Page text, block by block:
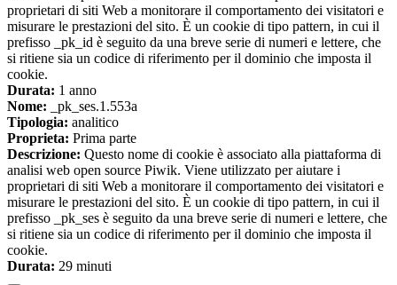
proprietari di siti Web a monitorare il comportamento dei visitatori e
misurare le prestazioni del sito. È un cookie di tipo pattern, in cui il
prefisso _pk_id è seguito da una breve serie di numeri e lettere, che
si ritiene sia un codice di riferimento per il dominio che imposta il
cookie.
Durata: 1 anno
Nome: _pk_ses.1.553a
Tipologia: analitico
Proprieta: Prima parte
Descrizione: Questo nome di cookie è associato alla piattaforma di
analisi web open source Piwik. Viene utilizzato per aiutare i
proprietari di siti Web a monitorare il comportamento dei visitatori e
misurare le prestazioni del sito. È un cookie di tipo pattern, in cui il
prefisso _pk_ses è seguito da una breve serie di numeri e lettere, che
si ritiene sia un codice di riferimento per il dominio che imposta il
cookie.
Durata: 29 minuti